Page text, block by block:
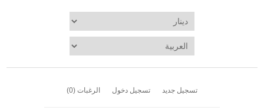
تسجيل جديد تسجيل دخول الرغبات (0)